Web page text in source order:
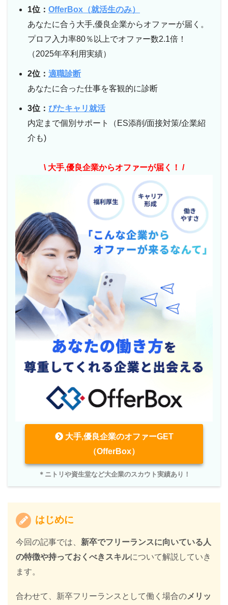
1位： OfferBox（就活生のみ）
あなたに合う大手,優良企業からオファーが届く。
プロフ入力率80％以上でオファー数2.1倍！
（2025年卒利用実績）
2位： 適職診断
あなたに合った仕事を客観的に診断
3位： ぴたキャリ就活
内定まで個別サポート（ES添削/面接対策/企業紹
介も)
\ 大手,優良企業からオファーが届く！ /
大手,優良企業のオファーGET
（OfferBox）
＊ニトリや資生堂など大企業のスカウト実績あり！
はじめに
今回の記事では、 新卒でフリーランスに向いている人
の特徴や持っておくべきスキルについて解説していき
ます。
合わせて、新卒フリーランスとして働く場合のメリッ